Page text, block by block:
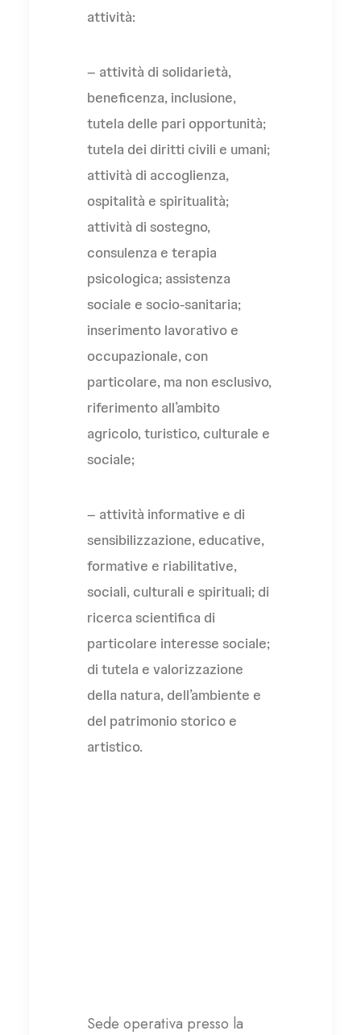
attività:
– attività di solidarietà,
beneficenza, inclusione,
tutela delle pari opportunità;
tutela dei diritti civili e umani;
attività di accoglienza,
ospitalità e spiritualità;
attività di sostegno,
consulenza e terapia
psicologica; assistenza
sociale e socio-sanitaria;
inserimento lavorativo e
occupazionale, con
particolare, ma non esclusivo,
riferimento all’ambito
agricolo, turistico, culturale e
sociale;
– attività informative e di
sensibilizzazione, educative,
formative e riabilitative,
sociali, culturali e spirituali; di
ricerca scientifica di
particolare interesse sociale;
di tutela e valorizzazione
della natura, dell’ambiente e
del patrimonio storico e
artistico.
Sede operativa presso la